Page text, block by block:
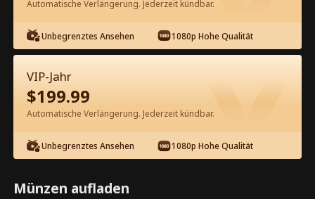
Episode 52 - Titanische Liebe nach
der Wiedergeburt Kompletter Film
1-50 51-77
52 53 54 55 56
Automatische Verlängerung. Jederzeit kündbar.
Unbegrenztes Ansehen 1080p Hohe Qualität
VIP-Jahr
$199.99
Automatische Verlängerung. Jederzeit kündbar.
Unbegrenztes Ansehen 1080p Hohe Qualität
Münzen aufladen